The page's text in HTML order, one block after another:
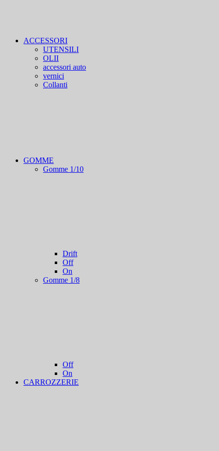
ACCESSORI
UTENSILI
OLII
accessori auto
vernici
Collanti
GOMME
Gomme 1/10
Drift
Off
On
Gomme 1/8
Off
On
CARROZZERIE